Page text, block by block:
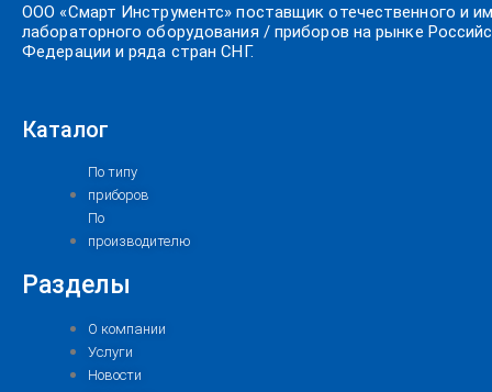
ООО «Смарт Инструментс» поставщик отечественного и
лабораторного оборудования / приборов на рынке
Федерации и ряда стран СНГ.
Каталог
По типу
приборов
По
производителю
Разделы
О компании
Услуги
Новости